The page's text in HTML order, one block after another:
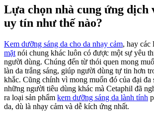
Lựa chọn nhà cung ứng dịch
uy tín như thế nào?
Kem dưỡng sáng da cho da nhạy cảm, hay các
mặt nói chung khác luôn có được một sự yêu
người dùng. Chúng đến từ thói quen mong
làn da trắng sáng, giúp người dùng tự tin hơn
khắc. Cũng chính vì mong muốn đó của đại đa
những người tiêu dùng khác mà Cetaphil đã
ra loại sản phẩm kem dưỡng sáng da lành tính
da, dù là nhạy cảm và dễ kích ứng nhất.